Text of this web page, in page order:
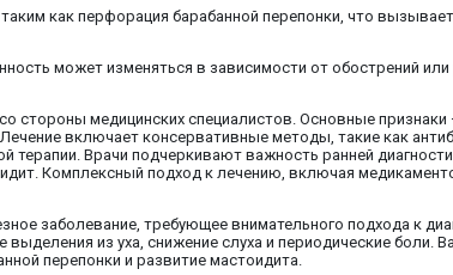
как перфорация барабанной перепонки, что
может изменяться в зависимости от обострений
стороны медицинских специалистов. Основные
включает консервативные методы, такие как
терапии. Врачи подчеркивают важность ранней
Комплексный подход к лечению, включая
заболевание, требующее внимательного подхода к
из уха, снижение слуха и периодические боли.
перепонки и развитие мастоидита.